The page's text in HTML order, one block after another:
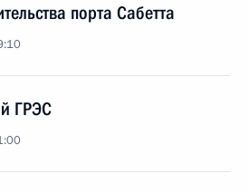
порта Сабетта
ГРЭС